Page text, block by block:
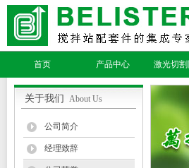
首页 产品中心 激光切
关于我们 About Us
公司简介
经理致辞